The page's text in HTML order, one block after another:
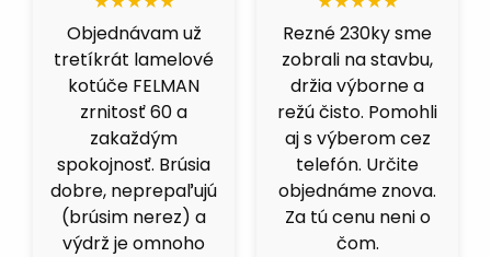
230ky sme
na stavbu,
výborne a
Pomohli
cez
Určite
znova.
cenu neni o
čom.
Fíbre 80 nás
celkom prekvapili.
Brúsime čiernu
ocel a berú fest
dobre, nepália a
nenechávajú
stopu. Čoskoro
objednáme dalšie.
kvalita.
viacero
ale
fakt
inox